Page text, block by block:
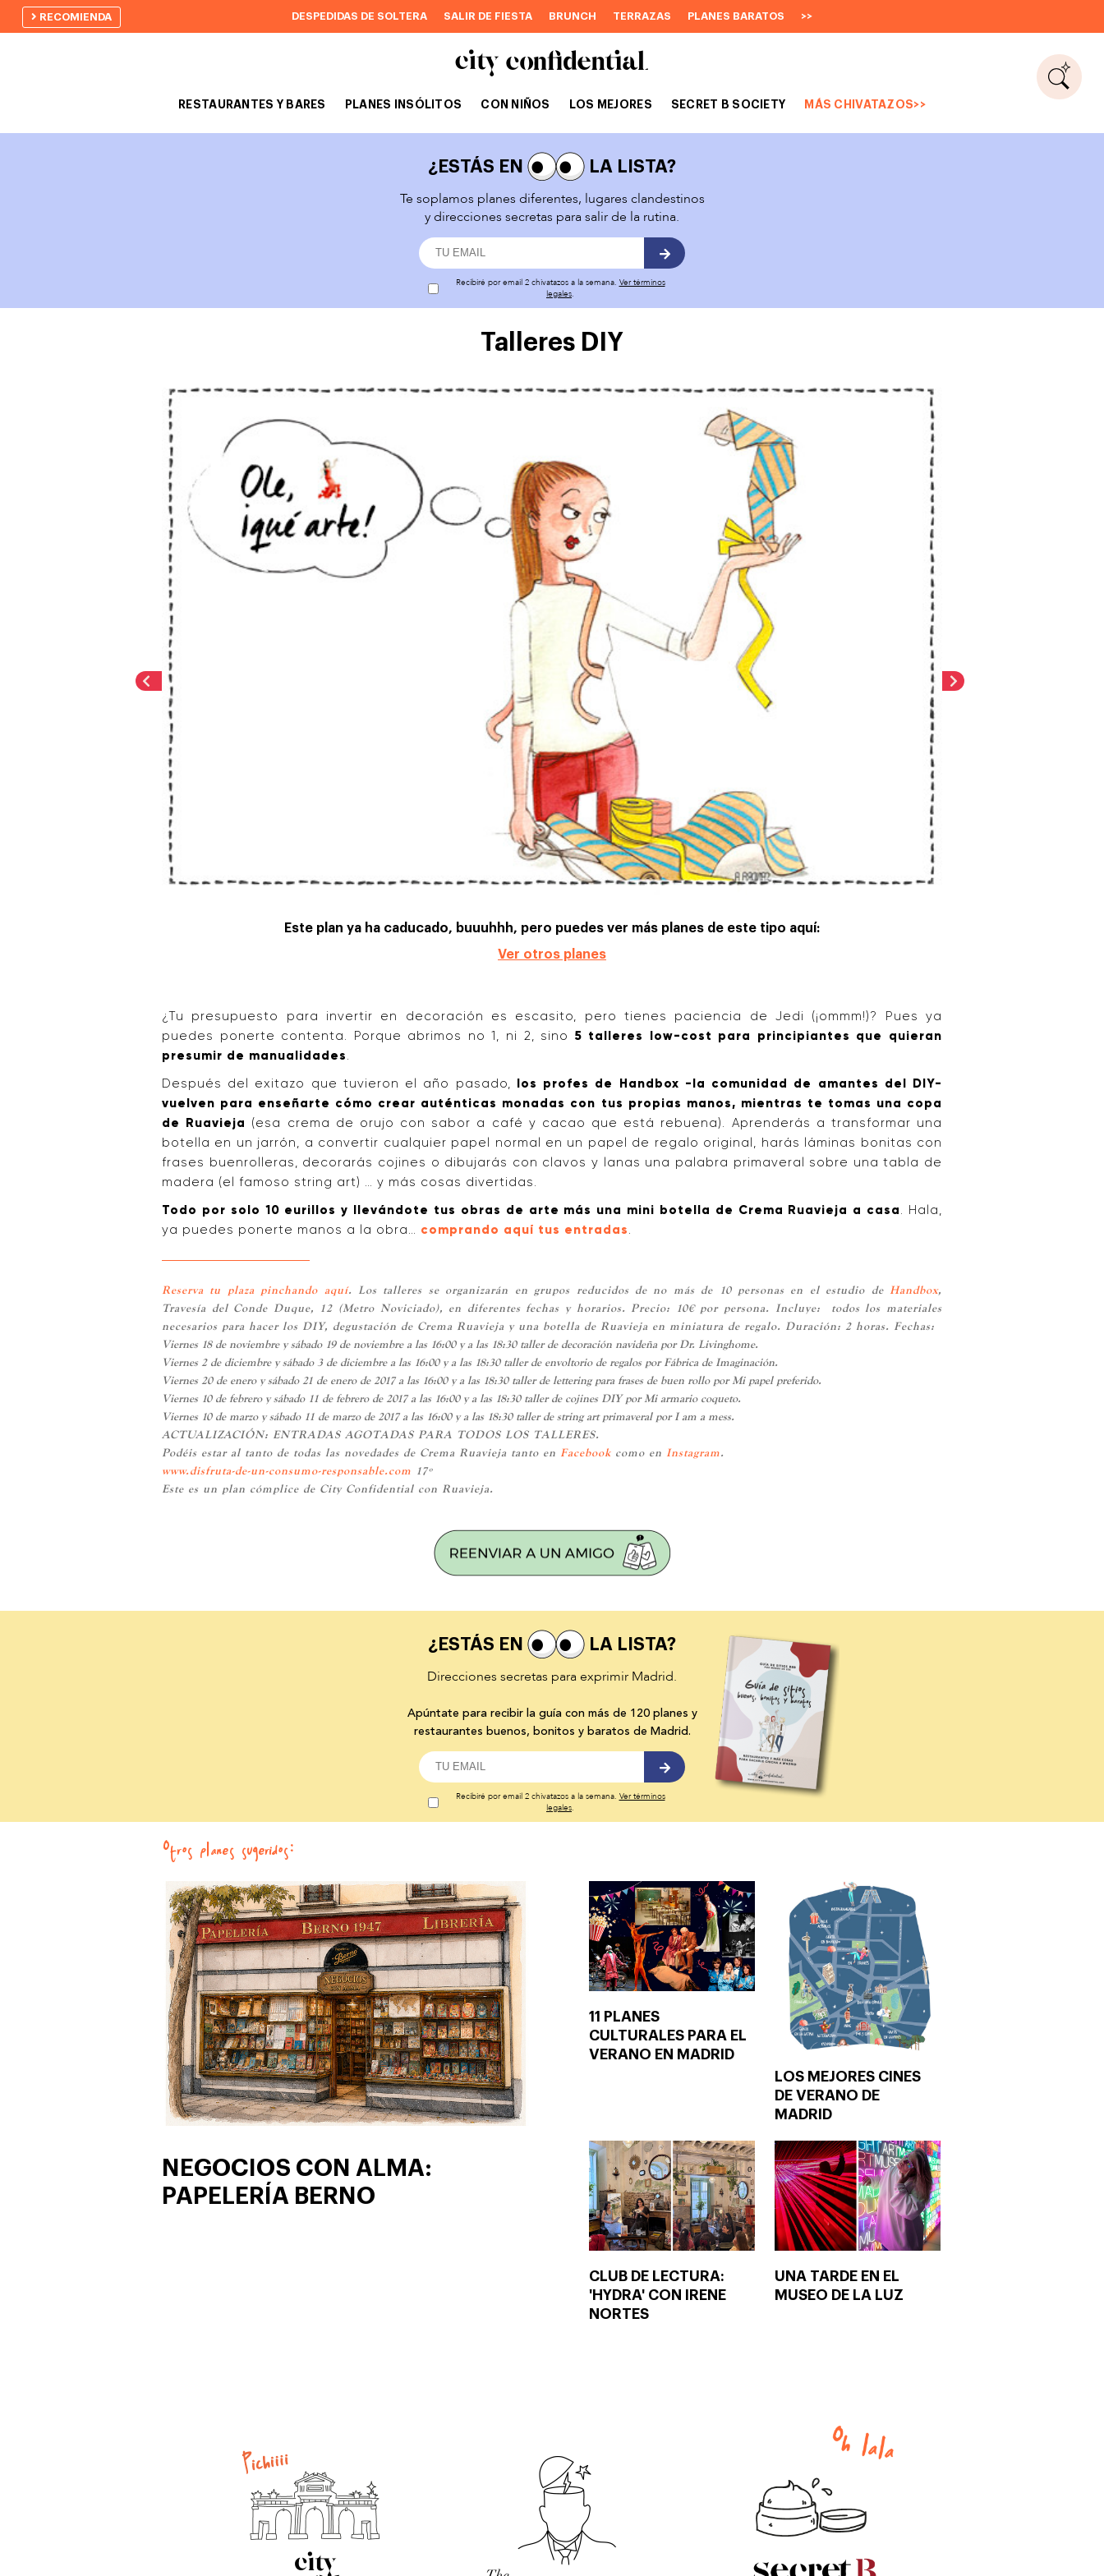
RECOMIENDA DESPEDIDAS DE SOLTERA SALIR DE FIESTA BRUNCH TERRAZAS PLANES BARATOS >>
RESTAURANTES Y BARES PLANES INSÓLITOS CON NIÑOS LOS MEJORES SECRET B SOCIETY MÁS CHIVATAZOS>>
¿ESTÁS EN
LA LISTA?
Te soplamos planes diferentes, lugares clandestinos
y direcciones secretas para salir de la rutina.
Recibiré por email 2 chivatazos a la semana. Ver términos
legales.
Talleres DIY
Este plan ya ha caducado, buuuhhh, pero puedes ver más planes de este tipo aquí:
Ver otros planes
¿Tu presupuesto para invertir en decoración es escasito, pero tienes paciencia de Jedi (¡ommm!)? Pues ya
puedes ponerte contenta. Porque abrimos no 1, ni 2, sino 5 talleres low-cost para principiantes que quieran
presumir de manualidades.
Después del exitazo que tuvieron el año pasado, los profes de Handbox -la comunidad de amantes del DIY-
vuelven para enseñarte cómo crear auténticas monadas con tus propias manos, mientras te tomas una copa
de Ruavieja (esa crema de orujo con sabor a café y cacao que está rebuena). Aprenderás a transformar una
botella en un jarrón, a convertir cualquier papel normal en un papel de regalo original, harás láminas bonitas con
frases buenrolleras, decorarás cojines o dibujarás con clavos y lanas una palabra primaveral sobre una tabla de
madera (el famoso string art) … y más cosas divertidas.
Todo por solo 10 eurillos y llevándote tus obras de arte más una mini botella de Crema Ruavieja a casa. Hala,
ya puedes ponerte manos a la obra… comprando aquí tus entradas.
Reserva tu plaza pinchando aquí. Los talleres se organizarán en grupos reducidos de no más de 10 personas en el estudio de Handbox,
Travesía del Conde Duque, 12 (Metro Noviciado), en diferentes fechas y horarios. Precio: 10€ por persona. Incluye: todos los materiales
necesarios para hacer los DIY, degustación de Crema Ruavieja y una botella de Ruavieja en miniatura de regalo. Duración: 2 horas. Fechas:
Viernes 18 de noviembre y sábado 19 de noviembre a las 16:00 y a las 18:30 taller de decoración navideña por Dr. Livinghome.
Viernes 2 de diciembre y sábado 3 de diciembre a las 16:00 y a las 18:30 taller de envoltorio de regalos por Fábrica de Imaginación.
Viernes 20 de enero y sábado 21 de enero de 2017 a las 16:00 y a las 18:30 taller de lettering para frases de buen rollo por Mi papel preferido.
Viernes 10 de febrero y sábado 11 de febrero de 2017 a las 16:00 y a las 18:30 taller de cojines DIY por Mi armario coqueto.
Viernes 10 de marzo y sábado 11 de marzo de 2017 a las 16:00 y a las 18:30 taller de string art primaveral por I am a mess.
ACTUALIZACIÓN: ENTRADAS AGOTADAS PARA TODOS LOS TALLERES.
Podéis estar al tanto de todas las novedades de Crema Ruavieja tanto en Facebook como en Instagram.
www.disfruta-de-un-consumo-responsable.com 17º
Este es un plan cómplice de City Confidential con Ruavieja.
¿ESTÁS EN
LA LISTA?
Direcciones secretas para exprimir Madrid.
Apúntate para recibir la guía con más de 120 planes y
restaurantes buenos, bonitos y baratos de Madrid.
Recibiré por email 2 chivatazos a la semana. Ver términos
legales.
Otros planes sugeridos:
NEGOCIOS CON ALMA:
PAPELERÍA BERNO
11 PLANES
CULTURALES PARA EL
VERANO EN MADRID
LOS MEJORES CINES
DE VERANO DE
MADRID
CLUB DE LECTURA:
'HYDRA' CON IRENE
NORTES
UNA TARDE EN EL
MUSEO DE LA LUZ